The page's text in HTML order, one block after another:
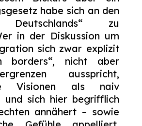
habe sich an den
Deutschlands“ zu
in der Diskussion um
sich zwar explizit
borders“, nicht aber
ausspricht,
Visionen als naiv
und sich hier begrifflich
annähert – sowie